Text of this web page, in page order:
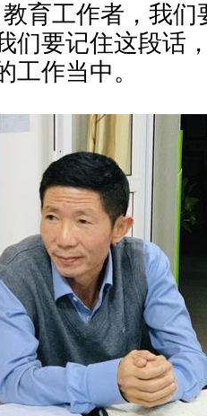
育工作者，我
们要记住这段话
工作当中。